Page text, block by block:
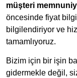
müşteri
öncesinde fiyat
bilgilendiriyor ve
tamamlıyoruz.
Bizim için bir işin
gidermekle değil,